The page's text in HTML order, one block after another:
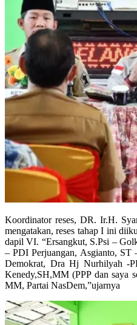
Koordinator reses, DR. Ir.H.
mengatakan, reses tahap I ini
dapil VI. “Ersangkut, S.Psi –
– PDI Perjuangan, Asgianto,
Demokrat, Dra Hj Nurhilyah -
Kenedy,SH,MM (PPP dan saya
MM, Partai NasDem,”ujarnya